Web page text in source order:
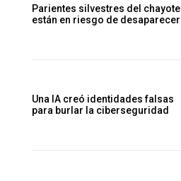
Parientes silvestres del chayote
están en riesgo de desaparecer
Una IA creó identidades falsas
para burlar la ciberseguridad